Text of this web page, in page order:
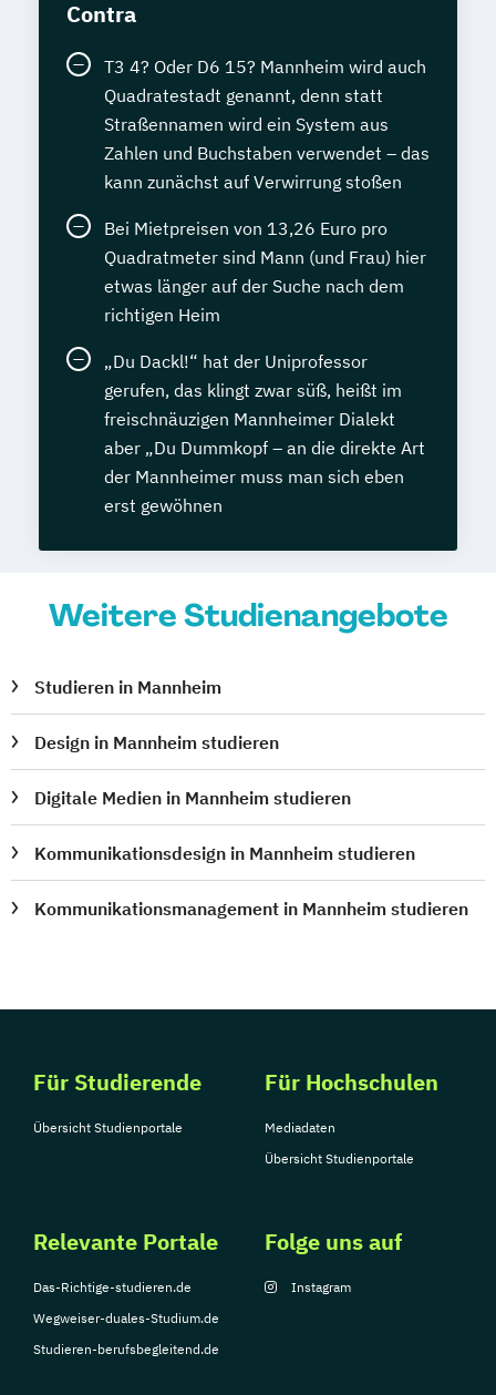
Contra
T3 4? Oder D6 15? Mannheim wird auch
Quadratestadt genannt, denn statt
Straßennamen wird ein System aus
Zahlen und Buchstaben verwendet – das
kann zunächst auf Verwirrung stoßen
Bei Mietpreisen von 13,26 Euro pro
Quadratmeter sind Mann (und Frau) hier
etwas länger auf der Suche nach dem
richtigen Heim
„Du Dackl!“ hat der Uniprofessor
gerufen, das klingt zwar süß, heißt im
freischnäuzigen Mannheimer Dialekt
aber „Du Dummkopf – an die direkte Art
der Mannheimer muss man sich eben
erst gewöhnen
Weitere Studienangebote
Studieren in Mannheim
Design in Mannheim studieren
Digitale Medien in Mannheim studieren
Kommunikationsdesign in Mannheim studieren
Kommunikationsmanagement in Mannheim studieren
Für Studierende
Übersicht Studienportale
Für Hochschulen
Mediadaten
Übersicht Studienportale
Relevante Portale
Das-Richtige-studieren.de
Wegweiser-duales-Studium.de
Studieren-berufsbegleitend.de
Folge uns auf
Instagram